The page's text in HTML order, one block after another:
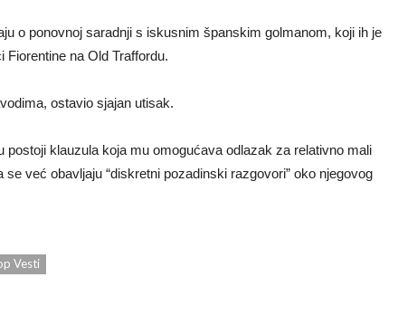
o ponovnoj saradnji s iskusnim španskim golmanom, koji ih je
na Old Traffordu.
ostavio sjajan utisak.
klauzula koja mu omogućava odlazak za relativno mali
već obavljaju “diskretni pozadinski razgovori” oko njegovog
Vesti